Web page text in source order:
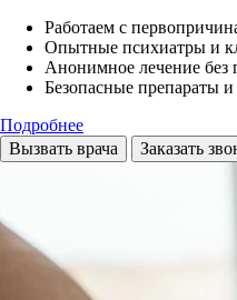
Работаем с
Опытные психиатры и
Анонимное лечение без
Безопасные препараты
Подробнее
Вызвать врача
Заказать